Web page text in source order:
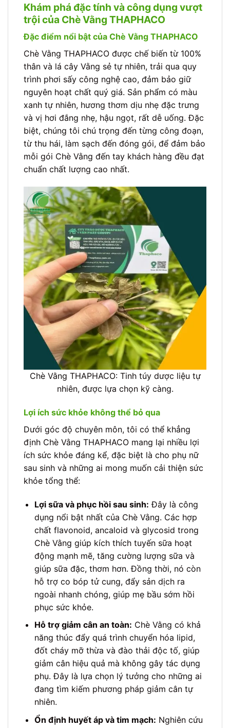
Khám phá đặc tính và công dụng vượt
trội của Chè Vằng THAPHACO
Đặc điểm nổi bật của Chè Vằng THAPHACO
Chè Vằng THAPHACO được chế biến từ 100%
thân và lá cây Vằng sẻ tự nhiên, trải qua quy
trình phơi sấy công nghệ cao, đảm bảo giữ
nguyên hoạt chất quý giá. Sản phẩm có màu
xanh tự nhiên, hương thơm dịu nhẹ đặc trưng
và vị hơi đắng nhẹ, hậu ngọt, rất dễ uống. Đặc
biệt, chúng tôi chú trọng đến từng công đoạn,
từ thu hái, làm sạch đến đóng gói, để đảm bảo
mỗi gói Chè Vằng đến tay khách hàng đều đạt
chuẩn chất lượng cao nhất.
Chè Vằng THAPHACO: Tinh túy dược liệu tự
nhiên, được lựa chọn kỹ càng.
Lợi ích sức khỏe không thể bỏ qua
Dưới góc độ chuyên môn, tôi có thể khẳng
định Chè Vằng THAPHACO mang lại nhiều lợi
ích sức khỏe đáng kể, đặc biệt là cho phụ nữ
sau sinh và những ai mong muốn cải thiện sức
khỏe tổng thể:
Lợi sữa và phục hồi sau sinh: Đây là công
dụng nổi bật nhất của Chè Vằng. Các hợp
chất flavonoid, ancaloid và glycosid trong
Chè Vằng giúp kích thích tuyến sữa hoạt
động mạnh mẽ, tăng cường lượng sữa và
giúp sữa đặc, thơm hơn. Đồng thời, nó còn
hỗ trợ co bóp tử cung, đẩy sản dịch ra
ngoài nhanh chóng, giúp mẹ bầu sớm hồi
phục sức khỏe.
Hỗ trợ giảm cân an toàn: Chè Vằng có khả
năng thúc đẩy quá trình chuyển hóa lipid,
đốt cháy mỡ thừa và đào thải độc tố, giúp
giảm cân hiệu quả mà không gây tác dụng
phụ. Đây là lựa chọn lý tưởng cho những ai
đang tìm kiếm phương pháp giảm cân tự
nhiên.
Ổn định huyết áp và tim mạch: Nghiên cứu